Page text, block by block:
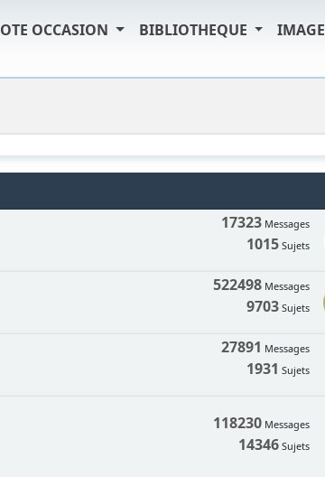
OCCASION BIBLIOTHEQUE IMAGE
17323 Messages
1015 Sujets
522498 Messages
9703 Sujets
27891 Messages
1931 Sujets
118230 Messages
14346 Sujets